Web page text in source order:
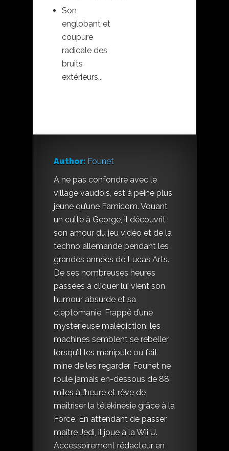
Son
englobant et
coupure
radicale des
bruits
extérieurs...
Author: Founet
A ne pas confondre avec le
village vaudois, est à peine plus
jeune qu’une Famicom. Vouant
un culte à George, il découvrit
son amour du jeu vidéo et de la
techno allemande pendant les
grandes années de Lucas Arts.
De ses nombreuses heures
passées à cliquer lui vient son
humour absurde et sa
cleptomanie. Frappé d’une
mystérieuse malédiction, les
machines semblent se rebeller
lorsqu’il les manipule ou fait
mine de les regarder. Founet ne
roule jamais en-dessous de 88
miles à l’heure et rêve de
maîtriser la télékinésie grâce à la
Force. En attendant de passer
maître Jedi, il joue à la Wii U.
Accessoirement rédacteur en